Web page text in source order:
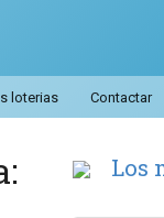
loterias Contactar
Los